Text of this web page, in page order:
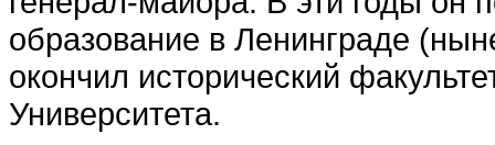
образование в Ленинграде
окончил исторический
Университета.